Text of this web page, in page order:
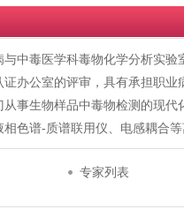
与中毒医学科毒物化学分析实
办公室的评审，具有承担职
从事生物样品中毒物检测的现
相色谱-质谱联用仪、电感耦合
专家列表